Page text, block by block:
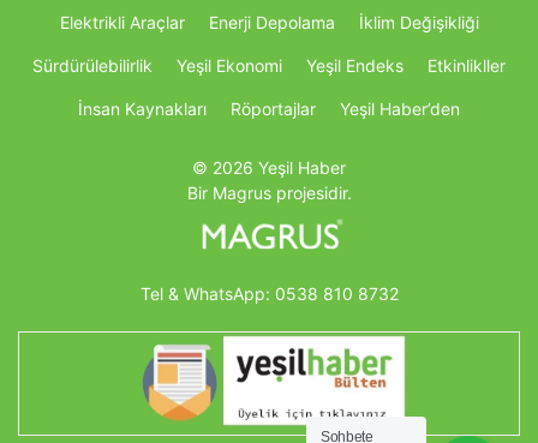
Elektrikli Araçlar Enerji Depolama İklim Değişikliği
Sürdürülebilirlik Yeşil Ekonomi Yeşil Endeks Etkinlikller
İnsan Kaynakları Röportajlar Yeşil Haber’den
© 2026 Yeşil Haber
Bir Magrus projesidir.
Tel & WhatsApp: 0538 810 8732
Sohbete